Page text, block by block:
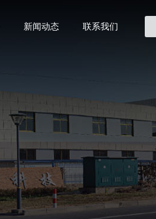
新闻动态 联系我们